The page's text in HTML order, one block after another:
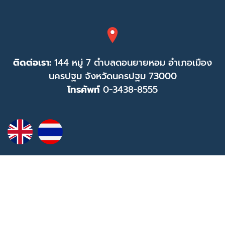
ติดต่อเรา: 144 หมู่ 7 ตำบลดอนยายหอม อำเภอเมือง
นครปฐม จังหวัดนครปฐม 73000
โทรศัพท์ 0-3438-8555